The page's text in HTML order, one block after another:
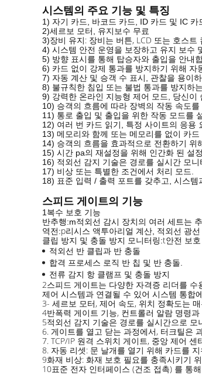
시스템의 주요 기능 및 특징
1) 자기 카드, 바코드 카드, ID 카드 및 IC
2)세르보 모터
, 유지보수 무료
3)장비 유지: 장비는 버튼, LCD 또는 호스
4) 시스템 안전 운영을 보장하고 유지 보수
5) 방향 표시를 통해 탑승자와 출입을 안내
6) 카드 없이 강제 통과를 방지하기 위해 자
7) 자동 계산 및 승객 수 표시, 관찰을 용이
8) 불규칙한 침입 또는 불법 통과를 방지하
9) 강력한 온라인 지능형 제어 모드, 당신이
10) 승객의 흐름에 따라 장벽의 작동 속도
11) 통로 출입 및 출입을 위한 작동 모드를
12) 여러 번 카드 읽기, 특정 사이트의 응용
13) 메모리와 함께 또는 메모리를 없이 카드
14) 승객의 흐름을 효과적으로 전환하기 위
15) 시간 pa의 재설정을 위해 인간화 된 설
16) 적외선 감지 기술은 경로를 실시간 모
17) 비상 또는 특별한 조건에서 처리 모드.
18) 표준 입력 / 출력 포트를 갖추고, 시스
스피드 게이트의 기능
1복수 보호 기능
반추행:m적외선 감시 장치의 여러 세트는
역전:p리시스 액투아리얼 계산, 적외선 광선
클립 방지 및 충돌 방지 모니터링:t안전 보
적외선 반 클립과 반 충돌
합격 프로세스 로직 반 칩 및 반 충돌.
전류 감지 항 클램프 및 충돌 방지
2스피드 게이트는 다양한 자격증 리더를
제어 시스템과 연결될 수 있어 시스템 통합
3- 세르보 모터, 제어 속도, 위치 정확도는
4반폭력 게이트 기능, 컨트롤러 알람 명령
5적외선 감지 기술은 경로를 실시간으로
6. 게이트를 열고 닫는 과정에서, 터크틸은
7. TCP/IP 원격 스위치 게이트, 중앙 제어
8. 자동 리셋: 문 날개를 열기 위해 카드를
9화재 비상: 화재 보호 필요를 충족시키기
10표준 전자 인터페이스 (건조 접촉) 를 통